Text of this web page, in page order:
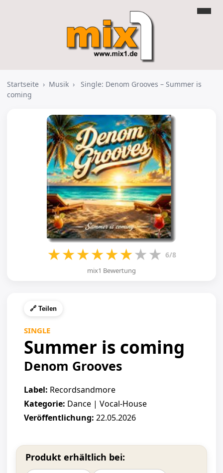
Startseite › Musik ›
Single: Denom Grooves – Summer is
coming
★★★★★★★★ 6/8
mix1 Bewertung
🔗 Teilen
SINGLE
Summer is coming
Denom Grooves
Label: Recordsandmore
Kategorie: Dance | Vocal-House
Veröffentlichung: 22.05.2026
Produkt erhältlich bei: